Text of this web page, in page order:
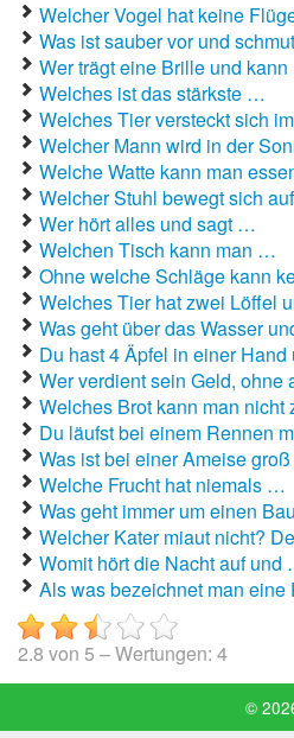
Welcher Vogel hat keine
Was ist sauber vor und
Wer trägt eine Brille und
Welches ist das stärkste …
Welches Tier versteckt sich
Welcher Mann wird in der
Welche Watte kann man
Welcher Stuhl bewegt sich
Wer hört alles und sagt …
Welchen Tisch kann man …
Ohne welche Schläge kann
Welches Tier hat zwei Löffel
Was geht über das Wasser
Du hast 4 Äpfel in einer
Wer verdient sein Geld,
Welches Brot kann man
Du läufst bei einem Rennen
Was ist bei einer Ameise
Welche Frucht hat niemals …
Was geht immer um einen
Welcher Kater miaut nicht?
Womit hört die Nacht auf und
Als was bezeichnet man
2.8 von 5 – Wertungen: 4
©